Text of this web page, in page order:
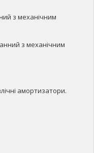
з механічним
з механічним
амортизатори.